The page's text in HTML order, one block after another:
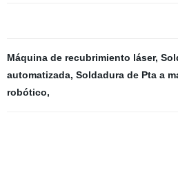
Máquina de recubrimiento láser,
automatizada, Soldadura de Pta a
robótico,